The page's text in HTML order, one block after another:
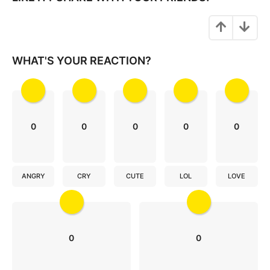
i
WHAT'S YOUR REACTION?
0
ANGRY
0
CRY
0
CUTE
0
LOL
0
LOVE
0 0